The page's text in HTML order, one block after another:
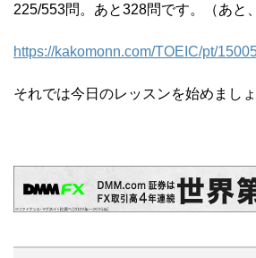
225/553問。あと328問です。（あと
https://kakomonn.com/TOEIC/pt/
それでは今日のレッスンを始めましょ